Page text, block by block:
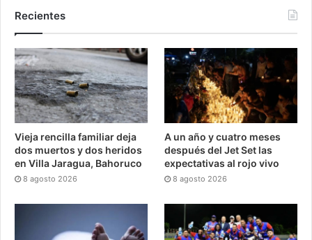
Recientes
Vieja rencilla familiar deja
dos muertos y dos heridos
en Villa Jaragua, Bahoruco
8 agosto 2026
A un año y cuatro meses
después del Jet Set las
expectativas al rojo vivo
8 agosto 2026